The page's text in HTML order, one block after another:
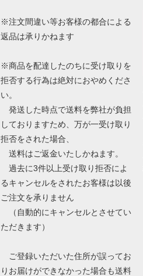
※注文間違い等お客様の都合による
返品は承りかねます
※商品を配達したのちに受け取りを
拒否する行為は絶対におやめくださ
い。
発送した時点で送料を弊社が負担
しておりますため、万が一受け取り
拒否をされた場合、
送料はご返金いたしかねます。
過去に3件以上受け取り拒否によ
るキャンセルをされたお客様は以後
ご注文を承りません
（自動的にキャンセルとさせてい
ただきます）
ご登録いただいた住所が誤ってお
りお届けができなかった場合も送料